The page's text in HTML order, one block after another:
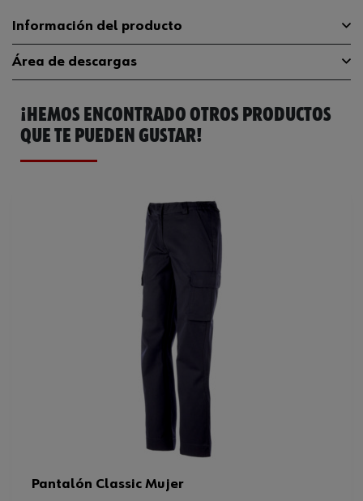
Información del producto
Color Azul marino
Tamaño S
Código del sistema armonizado
Área de descargas
Guía de tallas guia-tallas
Catálogo General
¡HEMOS ENCONTRADO OTROS PRODUCTOS
QUE TE PUEDEN GUSTAR!
Pantalón Classic Mujer